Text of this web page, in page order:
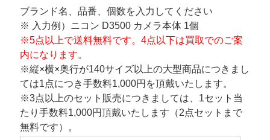
ブランド名、品番、個数を入力してください
※ 入力例）ニコン D3500 カメラ本体 1個
※5点以上で送料無料です。4点以下は買取でのご案
内になります。
※縦×横×奥行が140サイズ以上の大型商品につきまし
ては1点につき手数料1,000円を頂戴いたします。
※3点以上のセット販売につきましては、1セット当
たり手数料1,000円頂戴いたします（2点セットまで
無料です）。